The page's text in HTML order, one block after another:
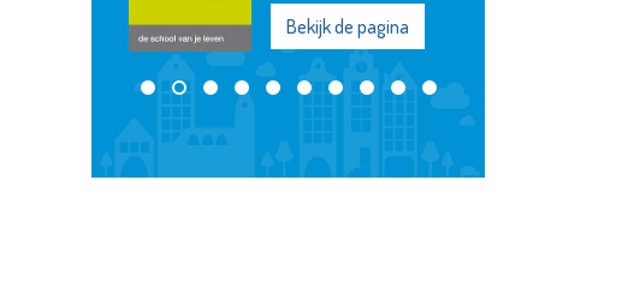
Bekijk de pagina